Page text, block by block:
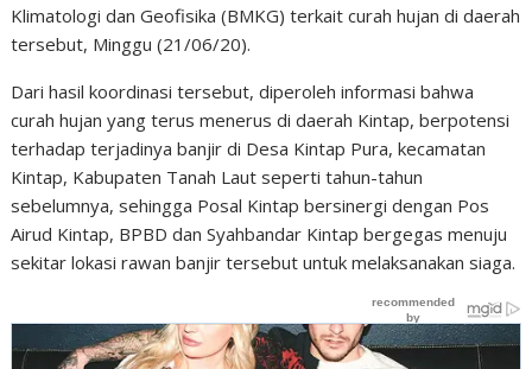
Klimatologi dan Geofisika (BMKG) terkait curah hujan di daerah
tersebut, Minggu (21/06/20).
Dari hasil koordinasi tersebut, diperoleh informasi bahwa
curah hujan yang terus menerus di daerah Kintap, berpotensi
terhadap terjadinya banjir di Desa Kintap Pura, kecamatan
Kintap, Kabupaten Tanah Laut seperti tahun-tahun
sebelumnya, sehingga Posal Kintap bersinergi dengan Pos
Airud Kintap, BPBD dan Syahbandar Kintap bergegas menuju
sekitar lokasi rawan banjir tersebut untuk melaksanakan siaga.